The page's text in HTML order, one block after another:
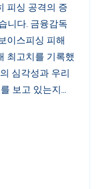
피싱 공격의 증
니다. 금융감독
이스피싱 피해
최고치를 기록했
심각성과 우리
보고 있는지...